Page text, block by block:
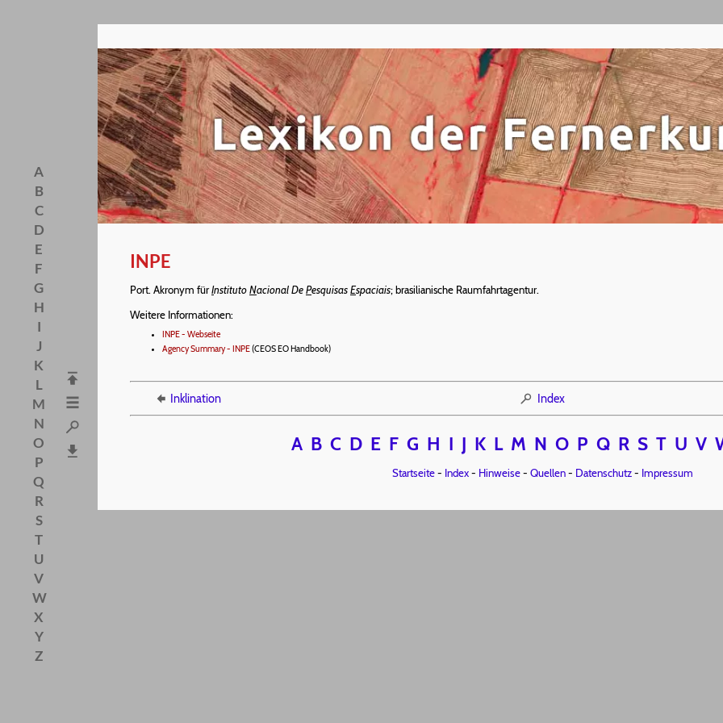
A
B
C
D
E
F
G
H
I
J
K
L
M
N
O
P
Q
R
S
T
U
V
W
X
Y
Z
INPE
Port. Akronym fürInstitutoNacional DePesquisasEspaciais; brasilianische Raumfahrtagentur.
Weitere Informationen:
INPE - Webseite
Agency Summary - INPE(CEOS EO Handbook)
Inklination Index
A B C D E F G H I J K L M N O P Q R S T U V
Startseite- Index- Hinweise- Quellen- Datenschutz- Impressum